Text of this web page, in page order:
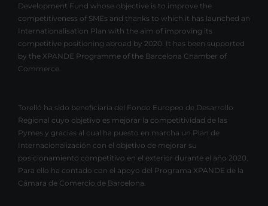
Development Fund whose objective is to improve the
competitiveness of SMEs and thanks to which it has launched an
Internationalisation Plan with the aim of improving its
competitive positioning abroad by 2020. It has been supported
by the XPANDE Programme of the Barcelona Chamber of
Commerce.
Torelló ha sido beneficiaria del Fondo Europeo de Desarrollo
Regional cuyo objetivo es mejorar la competitividad de las
Pymes y gracias al cual ha puesto en marcha un Plan de
Internacionalización con el objetivo de mejorar su
posicionamiento competitivo en el exterior durante el año 2020.
Para ello ha contado con el apoyo del Programa XPANDE de la
Cámara de Comercio de Barcelona.